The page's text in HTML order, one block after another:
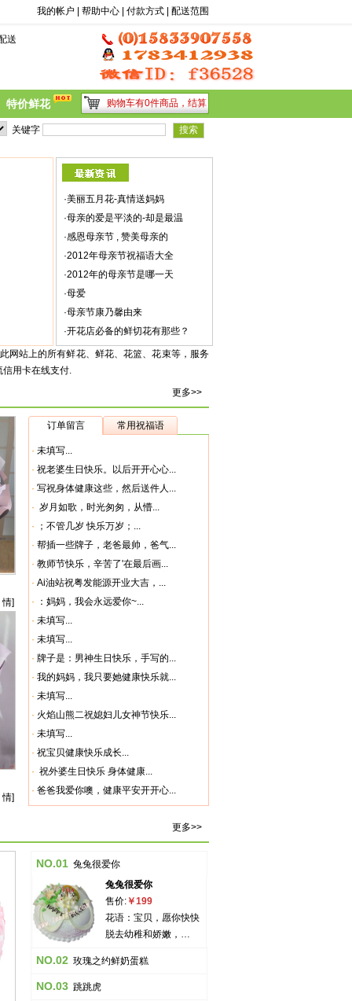
我的帐户 帮助中心 付款方式 配送范围
送
特价鲜花 购物车有0件商品， 结算
关键字
·美丽五月花-真情送妈妈
·母亲的爱是平淡的-却是最温
·感恩母亲节 , 赞美母亲的
·2012年母亲节祝福语大全
·2012年的母亲节是哪一天
·母爱
·母亲节康乃馨由来
·开花店必备的鲜切花有那些？
网站上的所有鲜花、鲜花、花篮、花束等，服务
信用卡在线支付.
更多>>
情]
情]
订单留言 常用祝福语
·未填写...
·祝老婆生日快乐。以后开开心心...
·写祝身体健康这些，然后送件人...
· 岁月如歌，时光匆匆，从懵...
·
；不管几岁 快乐万岁；...
·帮插一些牌子，老爸最帅，爸气...
·教师节快乐，辛苦了'在最后画...
·Ai油站祝粤发能源开业大吉，...
·
：妈妈，我会永远爱你~...
·未填写...
·未填写...
·牌子是：男神生日快乐，手写的...
·我的妈妈，我只要她健康快乐就...
·未填写...
· 火焰山熊二祝媳妇儿女神节快乐...
·未填写...
·祝宝贝健康快乐成长...
· 祝外婆生日快乐 身体健康...
·爸爸我爱你噢，健康平安开开心...
更多>>
NO.01 兔兔很爱你
兔兔很爱你
售价:￥199
花语：宝贝，愿你快快
脱去幼稚和娇嫩，…
NO.02 玫瑰之约鲜奶蛋糕
NO.03 跳跳虎